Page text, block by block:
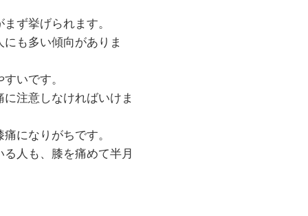
ず挙げられます。
も多い傾向がありま
いです。
注意しなければいけま
になりがちです。
人も、膝を痛めて半月